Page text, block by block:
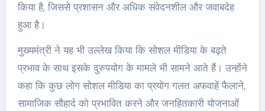
किया है, जिससे प्रशासन और अधिक संवेदनशील और जवाबदेह
हुआ है।
मुख्यमंत्री ने यह भी उल्लेख किया कि सोशल मीडिया के बढ़ते
प्रभाव के साथ इसके दुरुपयोग के मामले भी सामने आते हैं। उन्होंने
कहा कि कुछ लोग सोशल मीडिया का प्रयोग गलत अफवाहें फैलाने,
सामाजिक सौहार्द को प्रभावित करने और जनहितकारी योजनाओं